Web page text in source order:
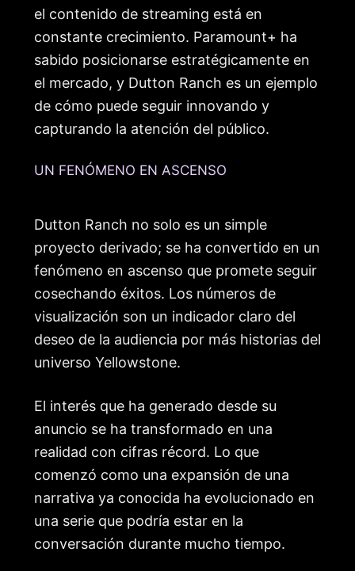
el contenido de streaming está en
constante crecimiento. Paramount+ ha
sabido posicionarse estratégicamente en
el mercado, y Dutton Ranch es un ejemplo
de cómo puede seguir innovando y
capturando la atención del público.
UN FENÓMENO EN ASCENSO
Dutton Ranch no solo es un simple
proyecto derivado; se ha convertido en un
fenómeno en ascenso que promete seguir
cosechando éxitos. Los números de
visualización son un indicador claro del
deseo de la audiencia por más historias del
universo Yellowstone.
El interés que ha generado desde su
anuncio se ha transformado en una
realidad con cifras récord. Lo que
comenzó como una expansión de una
narrativa ya conocida ha evolucionado en
una serie que podría estar en la
conversación durante mucho tiempo.